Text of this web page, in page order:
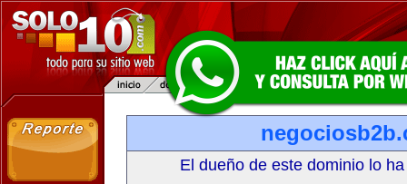
El dueño de este dominio lo